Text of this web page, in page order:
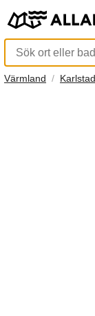
Värmland Karlstad